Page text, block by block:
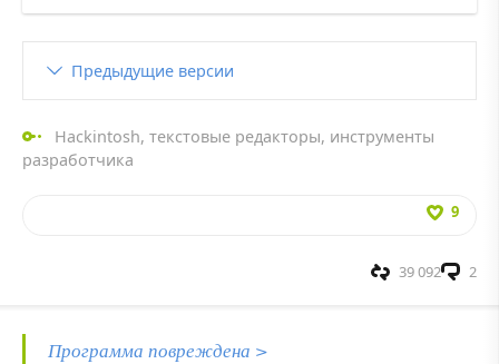
Предыдущие версии
Hackintosh, текстовые редакторы, инструменты
разработчика
9
2
39 092
Программа повреждена >